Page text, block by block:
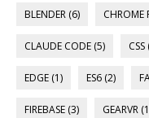
BLENDER (6) CHROME
CLAUDE CODE (5) CSS
EDGE (1) ES6 (2)
FIREBASE (3) GEARVR